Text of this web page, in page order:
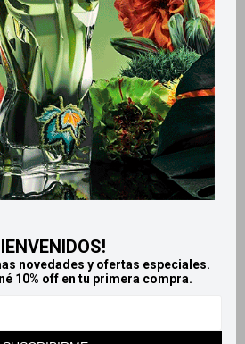
novedades y ofertas especiales.
10% off en tu primera compra.
te pueden interesar